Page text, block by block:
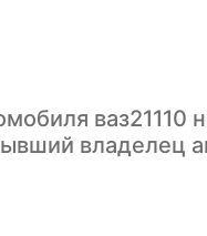
ваз21110
владелец